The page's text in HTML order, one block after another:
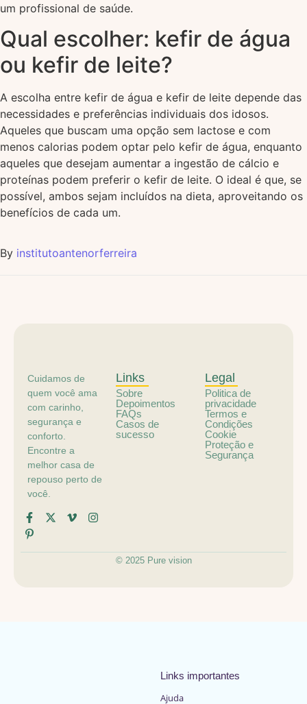
um profissional de saúde.
Qual escolher: kefir de água
ou kefir de leite?
A escolha entre kefir de água e kefir de leite depende das
necessidades e preferências individuais dos idosos.
Aqueles que buscam uma opção sem lactose e com
menos calorias podem optar pelo kefir de água, enquanto
aqueles que desejam aumentar a ingestão de cálcio e
proteínas podem preferir o kefir de leite. O ideal é que, se
possível, ambos sejam incluídos na dieta, aproveitando os
benefícios de cada um.
By institutoantenorferreira
Cuidamos de
quem você ama
com carinho,
segurança e
conforto.
Encontre a
melhor casa de
repouso perto de
você.
Links
Sobre
Depoimentos
FAQs
Casos de
sucesso
Legal
Politica de
privacidade
Termos e
Condições
Cookie
Proteção e
Segurança
© 2025 Pure vision
Links importantes
Ajuda